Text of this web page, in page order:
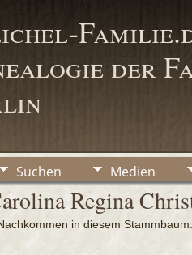
der
Suchen Medien
Regina
in diesem Stammbaum.